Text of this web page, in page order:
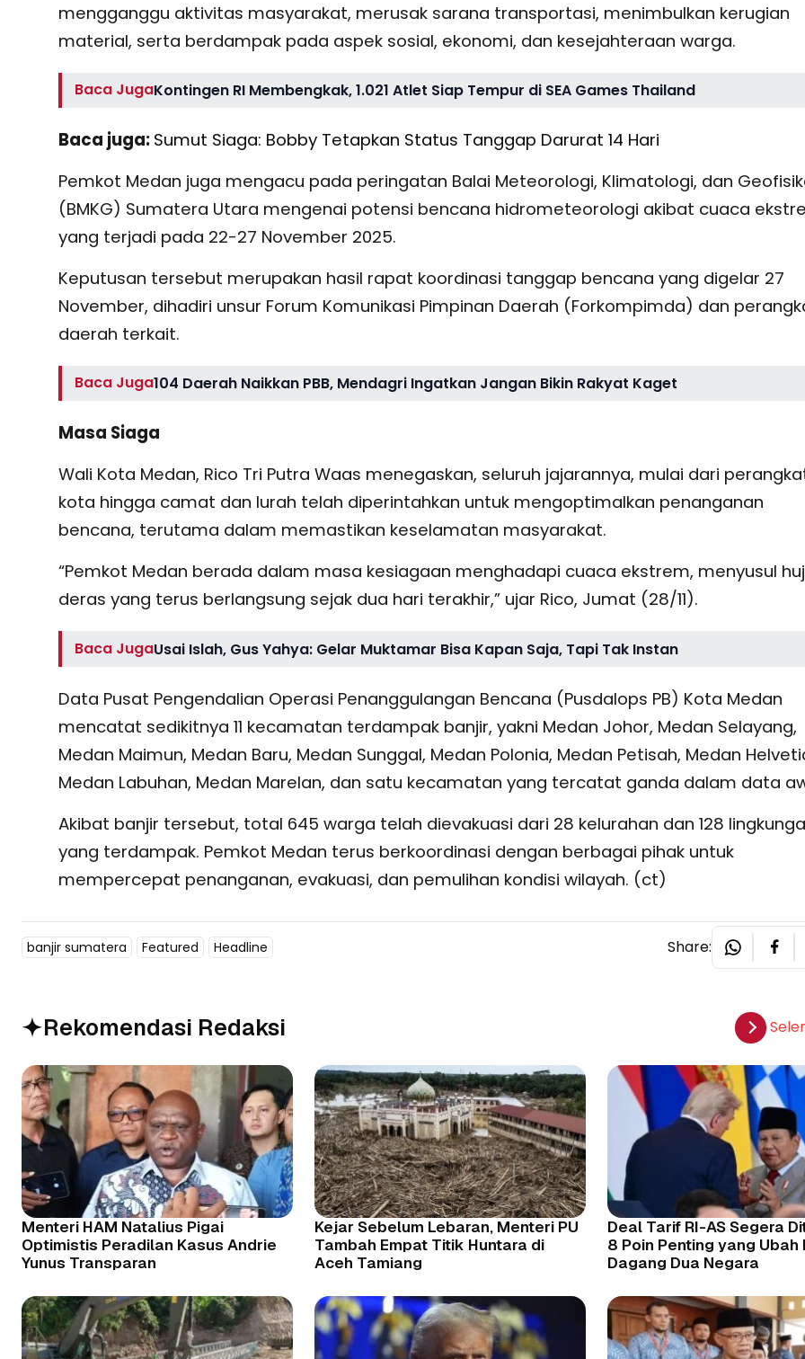
mengganggu aktivitas masyarakat, merusak sarana transportasi, menimbulkan kerugian
material, serta berdampak pada aspek sosial, ekonomi, dan kesejahteraan warga.
Baca JugaKontingen RI Membengkak, 1.021 Atlet Siap Tempur di SEA Games Thailand
Baca juga: Sumut Siaga: Bobby Tetapkan Status Tanggap Darurat 14 Hari
Pemkot Medan juga mengacu pada peringatan Balai Meteorologi, Klimatologi, dan
(BMKG) Sumatera Utara mengenai potensi bencana hidrometeorologi akibat cuaca
yang terjadi pada 22-27 November 2025.
Keputusan tersebut merupakan hasil rapat koordinasi tanggap bencana yang digelar 27
November, dihadiri unsur Forum Komunikasi Pimpinan Daerah (Forkompimda) dan
daerah terkait.
Baca Juga104 Daerah Naikkan PBB, Mendagri Ingatkan Jangan Bikin Rakyat Kaget
Masa Siaga
Wali Kota Medan, Rico Tri Putra Waas menegaskan, seluruh jajarannya, mulai dari
kota hingga camat dan lurah telah diperintahkan untuk mengoptimalkan penanganan
bencana, terutama dalam memastikan keselamatan masyarakat.
“Pemkot Medan berada dalam masa kesiagaan menghadapi cuaca ekstrem, menyusul
deras yang terus berlangsung sejak dua hari terakhir,” ujar Rico, Jumat (28/11).
Baca JugaUsai Islah, Gus Yahya: Gelar Muktamar Bisa Kapan Saja, Tapi Tak Instan
Data Pusat Pengendalian Operasi Penanggulangan Bencana (Pusdalops PB) Kota Medan
mencatat sedikitnya 11 kecamatan terdampak banjir, yakni Medan Johor, Medan Selayang,
Medan Maimun, Medan Baru, Medan Sunggal, Medan Polonia, Medan Petisah, Medan
Medan Labuhan, Medan Marelan, dan satu kecamatan yang tercatat ganda dalam data
Akibat banjir tersebut, total 645 warga telah dievakuasi dari 28 kelurahan dan 128
yang terdampak. Pemkot Medan terus berkoordinasi dengan berbagai pihak untuk
mempercepat penanganan, evakuasi, dan pemulihan kondisi wilayah. (ct)
banjir sumatera Featured Headline Share:
Rekomendasi Redaksi
Menteri HAM Natalius Pigai
Optimistis Peradilan Kasus Andrie
Yunus Transparan
Kejar Sebelum Lebaran, Menteri PU
Tambah Empat Titik Huntara di
Aceh Tamiang
Deal Tarif RI-AS Segera
8 Poin Penting yang Ubah
Dagang Dua Negara